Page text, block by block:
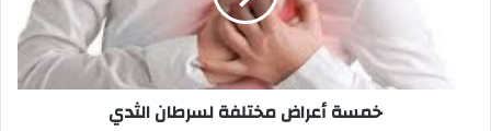
خمسة أعراض مختلفة لسرطان الثدي